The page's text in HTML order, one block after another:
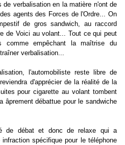
de verbalisation en la matière n'ont de
agents des Forces de l'Ordre... On
de gros sandwich, au raccord
de Voici au volant... Tout ce qui peut
comme empêchant la maîtrise du
verbalisation...
l'automobiliste reste libre de
d'apprécier de la réalité de la
pour cigarette au volant tombent
âprement débattue pour le sandwiche
de débat et donc de relaxe qui a
spécifique pour le téléphone